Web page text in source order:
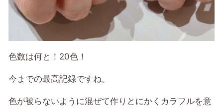
色数は何と！20色！
今までの最高記録ですね。
色が被らないように混ぜて作りとにかくカラフルを意